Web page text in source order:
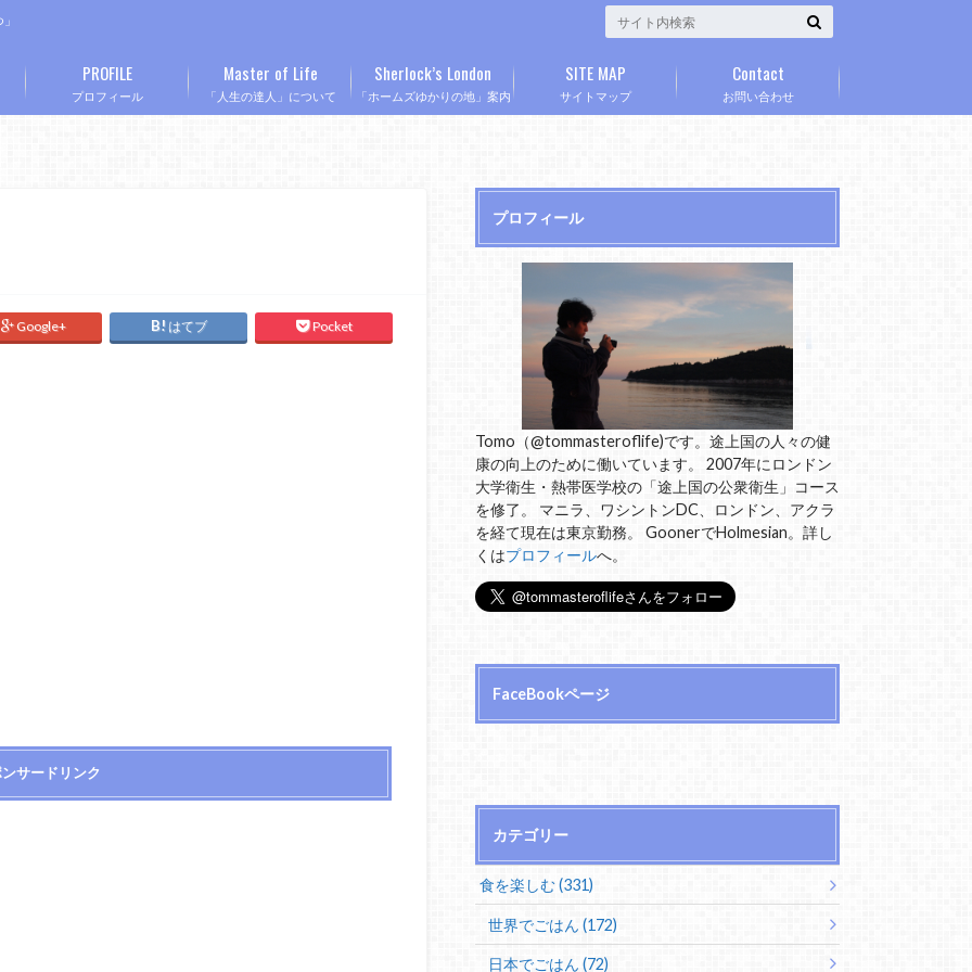
プロフィール
PROFILE
「人生の達人」について
Master of Life
「ホームズゆかりの地」案内
Sherlock’s London
サイトマップ
SITE MAP
お問い合わせ
Contact
Google+ はてブ Pocket
サードリンク
プロフィール
Tomo（@tommasteroflife)です。途上国の人々の健
康の向上のために働いています。 2007年にロンドン
大学衛生・熱帯医学校の「途上国の公衆衛生」コース
を修了。 マニラ、ワシントンDC、ロンドン、アクラ
を経て現在は東京勤務。 GoonerでHolmesian。詳し
くはプロフィールへ。
FaceBookページ
カテゴリー
食を楽しむ (331)
世界でごはん (172)
日本でごはん (72)